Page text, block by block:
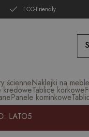
ECO-Friendly
ścienneNaklejki na meble
kredoweTablice korkowe
Panele kominkowe
LATO5